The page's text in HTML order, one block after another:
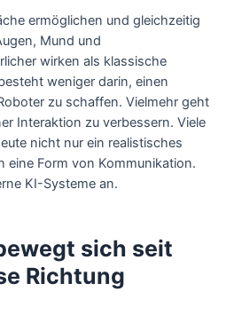
ermöglichen und gleichzeitig
Mund und
wirken als klassische
weniger darin, einen
zu schaffen. Vielmehr geht
Interaktion zu verbessern. Viele
nicht nur ein realistisches
eine Form von Kommunikation.
KI-Systeme an.
sich seit
Richtung